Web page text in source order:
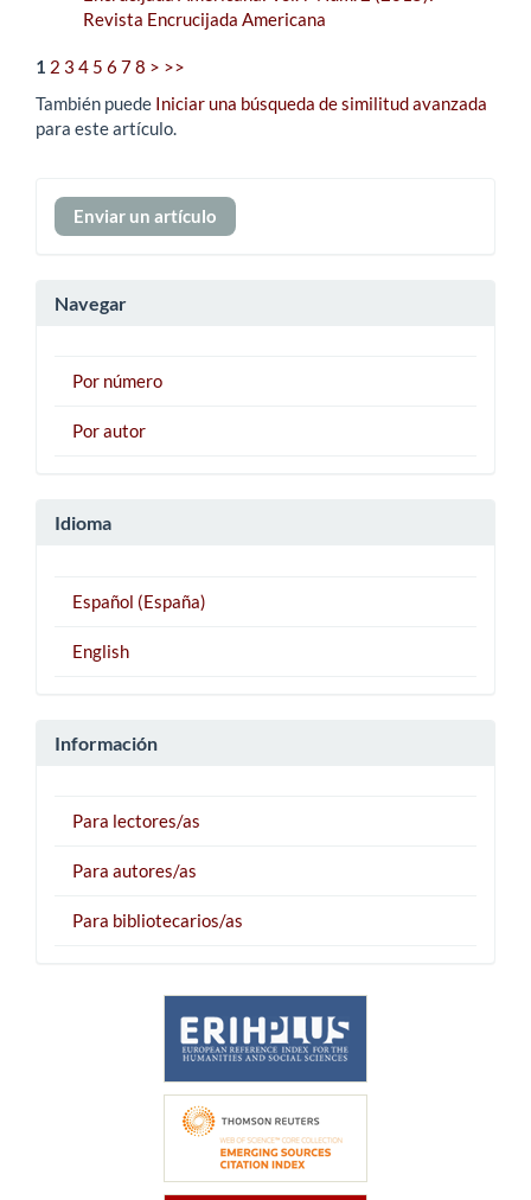
Revista Encrucijada Americana
1 2 3 4 5 6 78 > >>
También puede Iniciar una búsqueda de similitud avanzada
para este artículo.
Enviar
un
Enviar un artículo
Navegar
Por número
Por autor
Idioma
Español (España)
English
Información
Para lectores/as
Para autores/as
Para bibliotecarios/as